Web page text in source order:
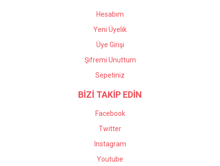
Hesabım
Yeni Üyelik
Üye Girişi
Şifremi Unuttum
Sepetiniz
BİZİ TAKİP EDİN
Facebook
Twitter
Instagram
Youtube